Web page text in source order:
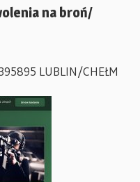
na broń/
LUBLIN/CHEŁM